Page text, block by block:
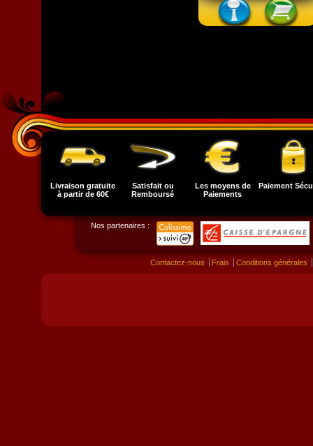
Livraison gratuite
à partir de 60€
Satisfait ou
Remboursé
Les moyens de
Paiements
Paiement
Nos partenaires :
Contactez-nous Frais Conditions générales